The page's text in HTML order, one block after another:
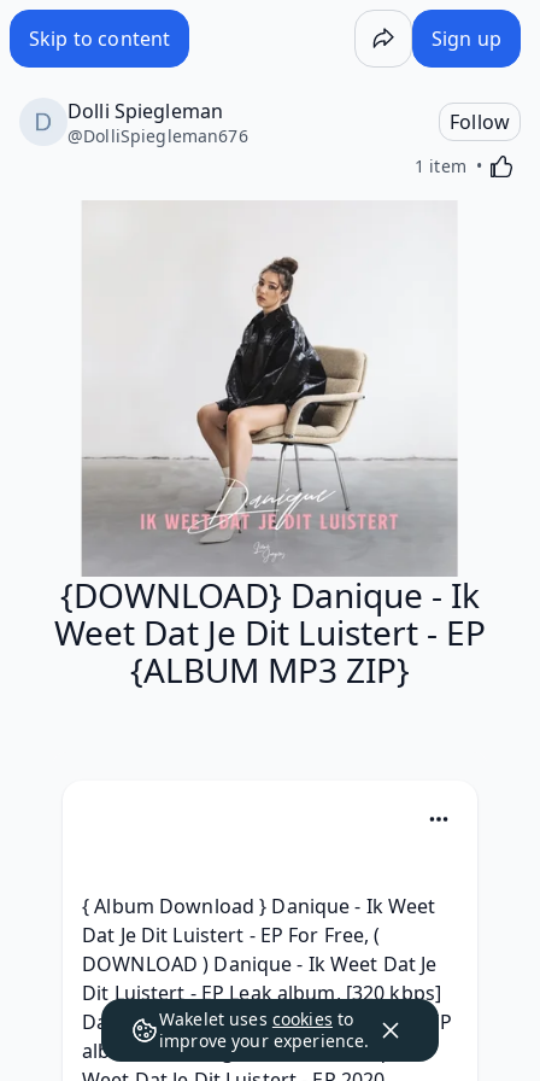
Skip to content Sign up
Dolli Spiegleman
@DolliSpiegleman676
Follow
1 item
{DOWNLOAD} Danique - Ik
Weet Dat Je Dit Luistert - EP
{ALBUM MP3 ZIP}
{ Album Download } Danique - Ik Weet
Dat Je Dit Luistert - EP For Free, (
DOWNLOAD ) Danique - Ik Weet Dat Je
Dit Luistert - EP Leak album, [320 kbps]
Danique - Ik Weet Dat Je Dit Luistert - EP
album télécharger, {^ZIP^} Danique Ik
Wakelet uses cookies to
improve your experience.